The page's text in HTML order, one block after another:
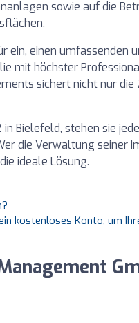
sowie auf die
ein, einen umfassenden
mit höchster
sichert nicht nur die
Bielefeld, stehen sie
die Verwaltung seiner
ideale Lösung.
kostenloses Konto, um